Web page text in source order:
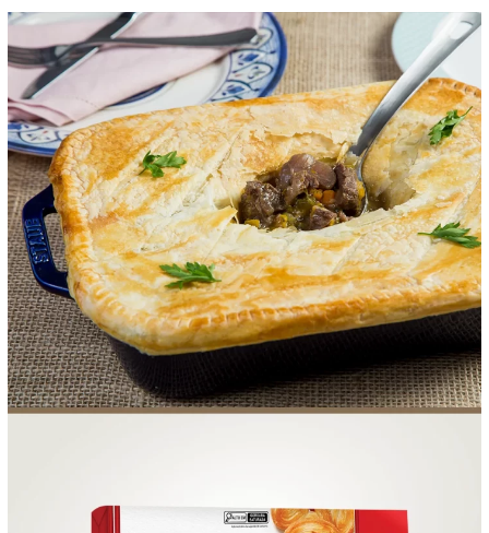
ONDE COMPRAR LOJAS AROSA
DISTRIBUIDORES E
REPRESENTANTES
FOOD SERVICE EMPRESA
INVERNO